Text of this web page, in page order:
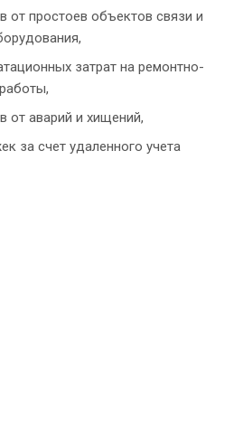
от простоев объектов связи и
затрат на ремонтно-
от аварий и хищений,
за счет удаленного учета